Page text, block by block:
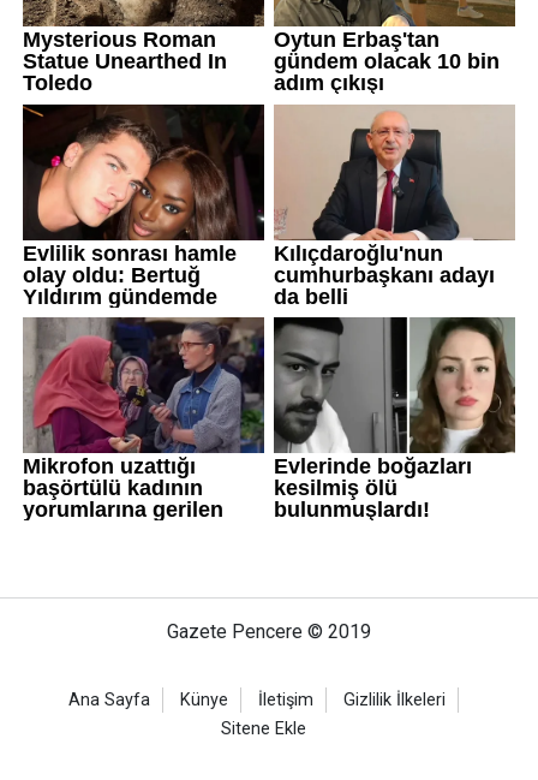
Gazete Pencere © 2019
Ana Sayfa Künye İletişim
Gizlilik İlkeleri
Sitene Ekle